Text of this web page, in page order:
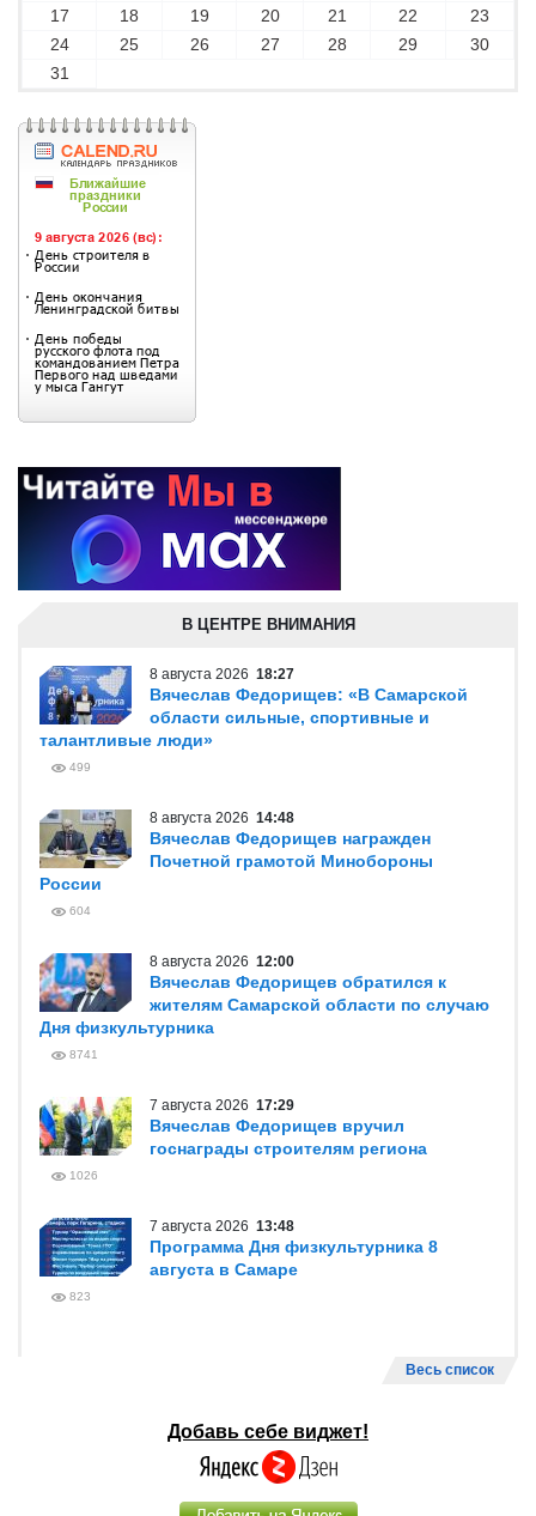
17 18 19 20 21 22
23
24
25 26 27 28 29
30
31
В ЦЕНТРЕ ВНИМАНИЯ
8 августа 2026 18:27
Вячеслав Федорищев: «В Самарской
области сильные, спортивные и
талантливые люди»
499
8 августа 2026 14:48
Вячеслав Федорищев награжден
Почетной грамотой Минобороны
России
604
8 августа 2026 12:00
Вячеслав Федорищев обратился к
жителям Самарской области по случаю
Дня физкультурника
8741
7 августа 2026 17:29
Вячеслав Федорищев вручил
госнаграды строителям региона
1026
7 августа 2026 13:48
Программа Дня физкультурника 8
августа в Самаре
823
Весь список
Добавь себе виджет!